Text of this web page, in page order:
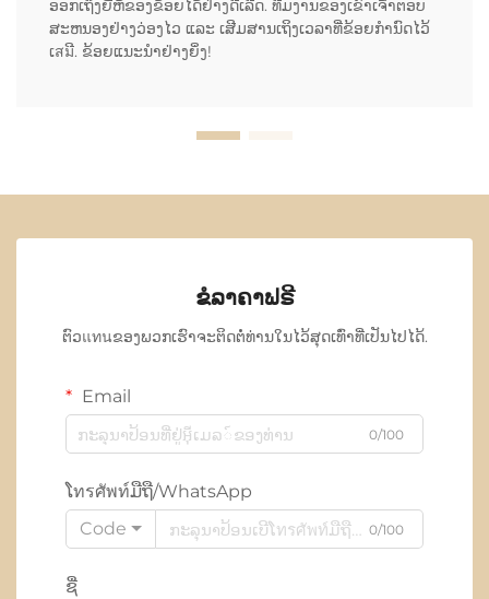
ອອກເຖິງຍີ່ຫໍ້ຂອງຂ້ອຍໄດ້ຢ່າງດີເລີດ. ທີມງານຂອງເຂົາເຈົ້າຕອບ
ສະຫນອງຢ່າງວ່ອງໄວ ແລະ ເສີມສານເຖິງເວລາທີ່ຂ້ອຍກຳນົດໄວ້
ເสมີ. ຂ້ອຍແນະນຳຢ່າງຍິ່ງ!
ຂໍລາຄາຟຣີ
ຕົວแทนຂອງພວກເຮົາຈະຕິດຕໍ່ທ່ານໃນໄວ້ສຸດເທົ່າທີ່ເປັນໄປໄດ້.
Email
0/100
ໂทรศัพท์ມືຖື/WhatsApp
Code
0/100
ຊື່